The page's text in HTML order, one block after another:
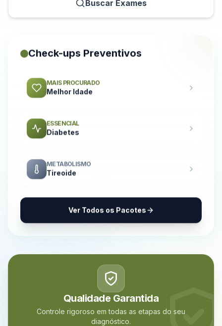
Buscar Exames
Check-ups Preventivos
MAIS PROCURADO
Melhor Idade
ESSENCIAL
Diabetes
METABOLISMO
Tireoide
Ver Todos os Pacotes
Qualidade Garantida
Controle rigoroso em todas as etapas do seu
diagnóstico.